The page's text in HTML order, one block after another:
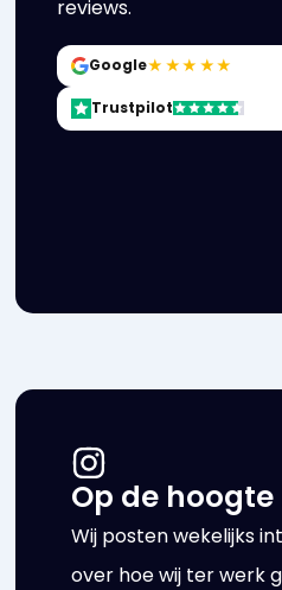
reviews.
Google★★★★★
Trustpilot
Op de
Wij posten wekelijks
over hoe wij ter werk